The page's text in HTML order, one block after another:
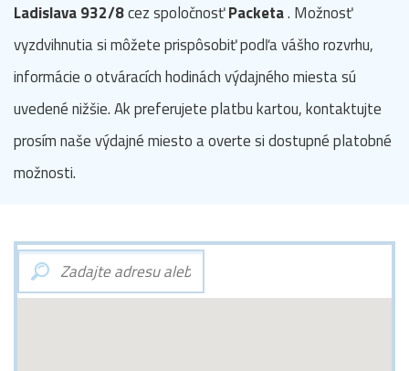
Ladislava 932/8cez spoločnosťPacketa. Možnosť
vyzdvihnutia si môžete prispôsobiť podľa vášho rozvrhu,
informácie o otváracích hodinách výdajného miesta sú
uvedené nižšie. Ak preferujete platbu kartou, kontaktujte
prosím naše výdajné miesto a overte si dostupné platobné
možnosti.